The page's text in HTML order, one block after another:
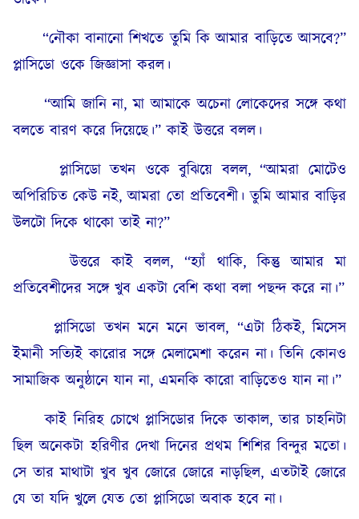
“নৌকা বানানো শিখতে তুমি কি আমার বাড়িতে আসবে?”
প্লাসিডো ওকে জিজ্ঞাসা করল।
“আমি জানি না, মা আমাকে অচেনা লোকেদের সঙ্গে কথা
বলতে বারণ করে দিয়েছে।” কাই উত্তরে বলল।
প্লাসিডো তখন ওকে বুঝিয়ে বলল, “আমরা মোটেও
অপিরিচিত কেউ নই, আমরা তো প্রতিবেশী। তুমি আমার বাড়ির
উলটো দিকে থাকো তাই না?”
উত্তরে কাই বলল, “হ্যাঁ থাকি, কিন্তু আমার মা
প্রতিবেশীদের সঙ্গে খুব একটা বেশি কথা বলা পছন্দ করে না।”
প্লাসিডো তখন মনে মনে ভাবল, “এটা ঠিকই, মিসেস
ইমানী সত্যিই কারোর সঙ্গে মেলামেশা করেন না। তিনি কোনও
সামাজিক অনুষ্ঠানে যান না, এমনকি কারো বাড়িতেও যান না।”
কাই নিরিহ চোখে প্লাসিডোর দিকে তাকাল, তার চাহনিটা
ছিল অনেকটা হরিণীর দেখা দিনের প্রথম শিশির বিন্দুর মতো।
সে তার মাথাটা খুব খুব জোরে জোরে নাড়ছিল, এতটাই জোরে
যে তা যদি খুলে যেত তো প্লাসিডো অবাক হবে না।